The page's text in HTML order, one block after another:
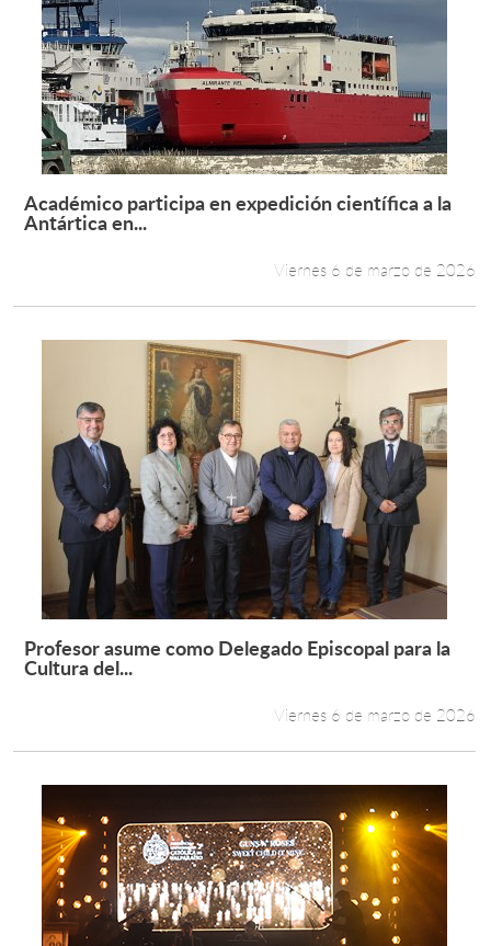
Leer más +
Académico participa en expedición científica a la
Antártica en...
Viernes 6 de marzo de 2026
Leer más +
Profesor asume como Delegado Episcopal para la
Cultura del...
Viernes 6 de marzo de 2026